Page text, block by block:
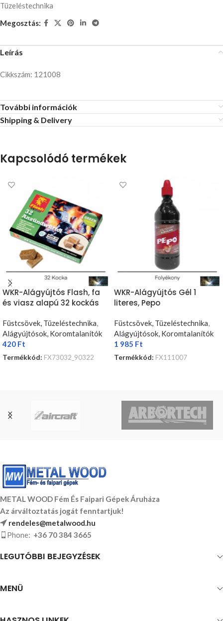
Tüzeléstechnika
Megosztás:
Leírás
Cikkszám: 121008
További információk
Shipping & Delivery
Kapcsolódó termékek
WKR-Alágyújtós Flash, fa
és viasz alapú 32 kockás
Füstcsövek, Tüzeléstechnika,
Alágyújtósok, Koromtalanítók
420 Ft
Termékkód: FX73032_90322
WKR-Alágyújtós Gél 1
literes, Pepo
Füstcsövek, Tüzeléstechnika,
Alágyújtósok, Koromtalanítók
1 985 Ft
Termékkód: FX111007
METAL WOOD Fém És Faipari Gépek Áruháza
Az árváltoztatás jogát fenntartjuk!
rendeles@metalwood.hu
Phone: +36 70 384 3665
LEGUTÓBBI BEJEGYZÉSEK
MENÜ